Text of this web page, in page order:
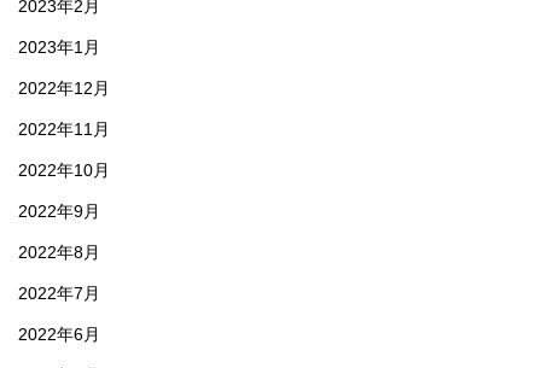
2023年2月
2023年1月
2022年12月
2022年11月
2022年10月
2022年9月
2022年8月
2022年7月
2022年6月